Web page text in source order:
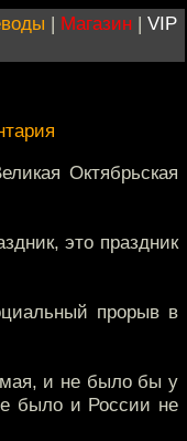
| Магазин | VIP
Октябрьская
это праздник
прорыв в
и не было бы у
было и России не